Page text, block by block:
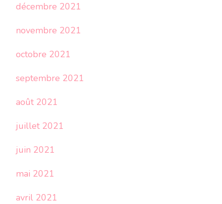
décembre 2021
novembre 2021
octobre 2021
septembre 2021
août 2021
juillet 2021
juin 2021
mai 2021
avril 2021